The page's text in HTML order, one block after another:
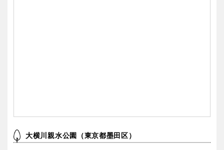
大横川親水公園（東京都墨田区）